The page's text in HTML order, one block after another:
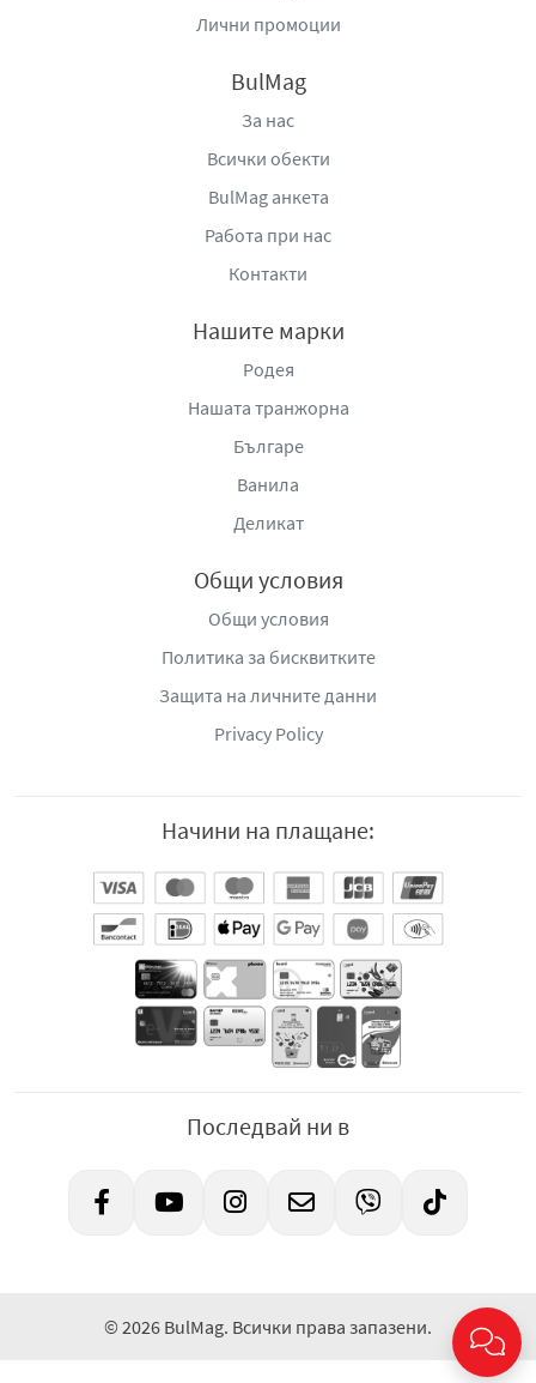
Лични промоции
BulMag
За нас
Всички обекти
BulMag анкета
Работа при нас
Контакти
Нашите марки
Родея
Нашата транжорна
Българе
Ванила
Деликат
Общи условия
Общи условия
Политика за бисквитките
Защита на личните данни
Privacy Policy
Начини на плащане:
Последвай ни в
© 2026 BulMag. Всички права запазени.